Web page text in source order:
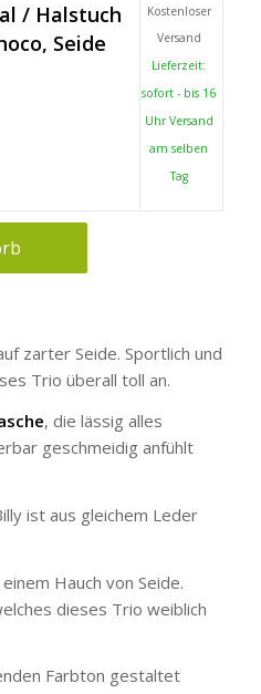
/ Halstuch
Seide
Kostenloser
Versand
Lieferzeit:
sofort - bis 16
Uhr Versand
am selben
Tag
zarter Seide. Sportlich und
Trio überall toll an.
, die lässig alles
geschmeidig anfühlt
ist aus gleichem Leder
Hauch von Seide.
dieses Trio weiblich
Farbton gestaltet